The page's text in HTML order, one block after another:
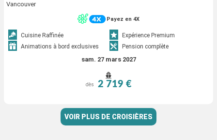
Vancouver
Payez en 4X
Cuisine Raffinée
Expérience Premium
Animations à bord exclusives
Pension complète
sam. 27 mars 2027
dès 2 719 €
VOIR PLUS DE CROISIÈRES